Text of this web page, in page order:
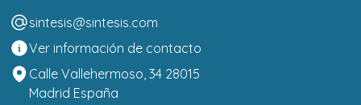
sintesis@sintesis.com
Ver información de contacto
Calle Vallehermoso, 34 28015
Madrid España